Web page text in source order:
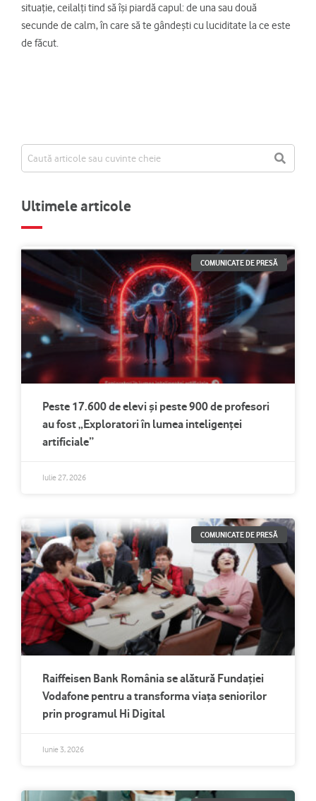
situație, ceilalți tind să își piardă capul: de una sau două
secunde de calm, în care să te gândești cu luciditate la ce este
de făcut.
Ultimele articole
COMUNICATE DE PRESĂ
Peste 17.600 de elevi și peste 900 de profesori
au fost „Exploratori în lumea inteligenței
artificiale”
Iulie 27, 2026
COMUNICATE DE PRESĂ
Raiffeisen Bank România se alătură Fundației
Vodafone pentru a transforma viața seniorilor
prin programul Hi Digital
Iunie 3, 2026